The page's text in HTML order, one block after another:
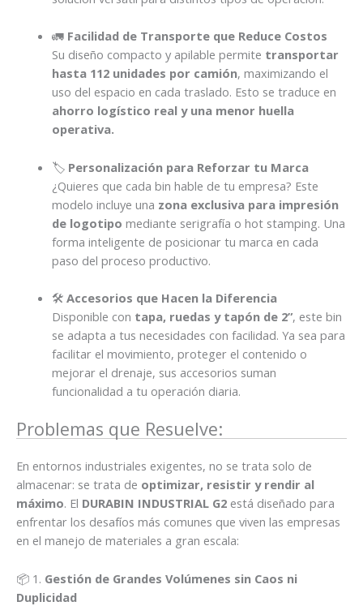
🚛 Facilidad de Transporte que Reduce Costos
Su diseño compacto y apilable permite transportar
hasta 112 unidades por camión, maximizando el
uso del espacio en cada traslado. Esto se traduce en
ahorro logístico real y una menor huella
operativa.
🏷️ Personalización para Reforzar tu Marca
¿Quieres que cada bin hable de tu empresa? Este
modelo incluye una zona exclusiva para impresión
de logotipo mediante serigrafía o hot stamping. Una
forma inteligente de posicionar tu marca en cada
paso del proceso productivo.
🛠️ Accesorios que Hacen la Diferencia
Disponible con tapa, ruedas y tapón de 2”, este bin
se adapta a tus necesidades con facilidad. Ya sea para
facilitar el movimiento, proteger el contenido o
mejorar el drenaje, sus accesorios suman
funcionalidad a tu operación diaria.
Problemas que Resuelve:
En entornos industriales exigentes, no se trata solo de
almacenar: se trata de optimizar, resistir y rendir al
máximo. El DURABIN INDUSTRIAL G2 está diseñado para
enfrentar los desafíos más comunes que viven las empresas
en el manejo de materiales a gran escala:
📦 1. Gestión de Grandes Volúmenes sin Caos ni
Duplicidad